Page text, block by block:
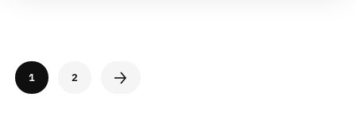
1 2